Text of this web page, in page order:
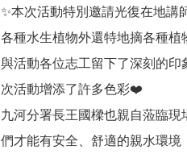
✨本次活動特別邀請光復在地講
各種水生植物外還特地摘各種
與活動各位志工留下了深刻的
次活動增添了許多色彩❤️
九河分署長王國樑也親自蒞臨
們才能有安全、舒適的親水環境